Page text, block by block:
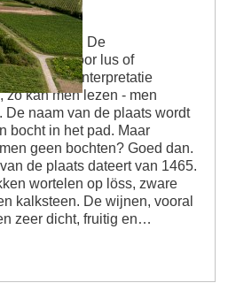
omdraaien! De
voor lus of
als interpretatie
zo kan men lezen - men
De naam van de plaats wordt
bocht in het pad. Maar
geen bochten? Goed dan.
de plaats dateert van 1465.
wortelen op löss, zware
kalksteen. De wijnen, vooral
zeer dicht, fruitig en…